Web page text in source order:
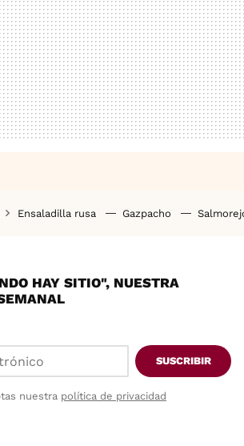
Ensaladilla rusa Gazpacho
HAY SITIO", NUESTRA
SUSCRIBIR
nuestra política de privacidad